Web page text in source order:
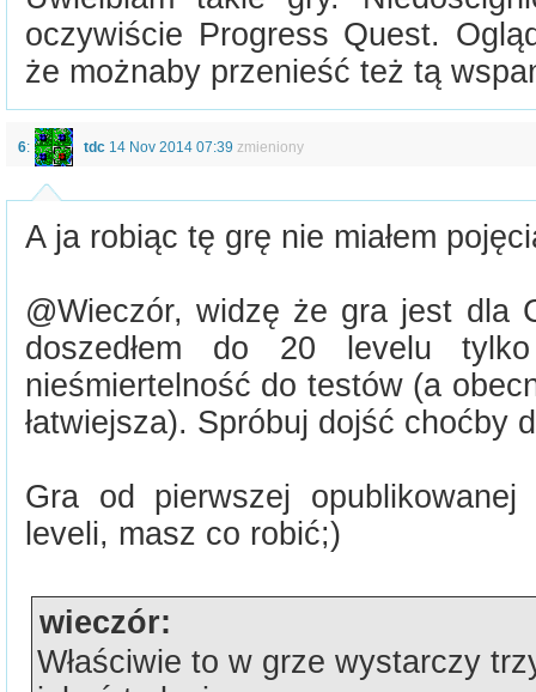
oczywiście Progress Quest.
że możnaby przenieść też tą
6: tdc 14 Nov 2014 07:39 zmieniony
A ja robiąc tę grę nie miałem
@Wieczór, widzę że gra jest dla
doszedłem do 20 levelu
nieśmiertelność do testów (a
łatwiejsza). Spróbuj dojść choćby
Gra od pierwszej
leveli, masz co robić;)
wieczór:
Właściwie to w grze wystarczy